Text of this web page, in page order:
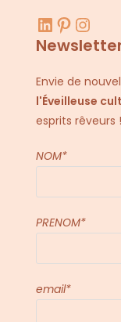
LinkedIn Pinterest Instagram
Envie de
l'Éveilleuse
esprits rêveurs !
NOM*
PRENOM*
email*